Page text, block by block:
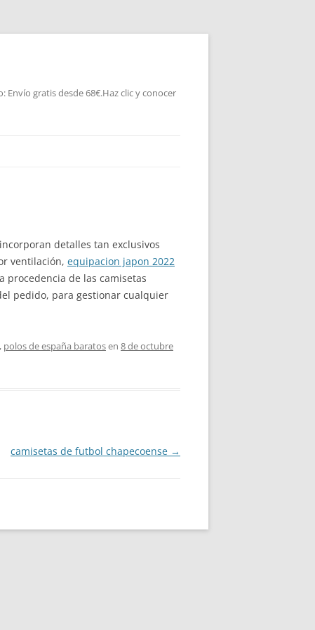
Envío gratis desde 68€.Haz clic y conocer
detalles tan exclusivos
ventilación, equipacion japon 2022
procedencia de las camisetas
pedido, para gestionar cualquier
, polos de españa baratosen 8 de octubre
camisetas de futbol chapecoense →